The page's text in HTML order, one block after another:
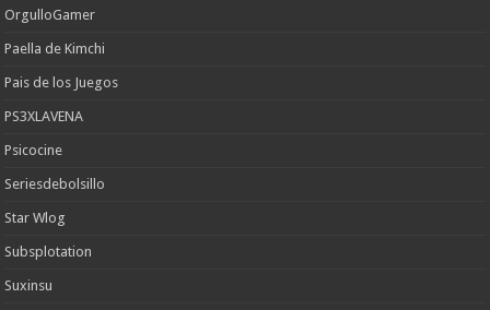
OrgulloGamer
Paella de Kimchi
Pais de los Juegos
PS3XLAVENA
Psicocine
Seriesdebolsillo
Star Wlog
Subsplotation
Suxinsu